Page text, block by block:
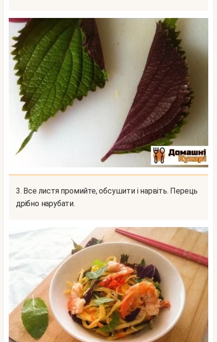
3. Все листя промийте, обсушити і нарвіть. Перець
дрібно нарубати.